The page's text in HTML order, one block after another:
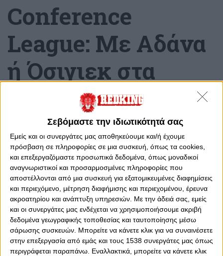
Σεβόμαστε την ιδιωτικότητά σας
Εμείς και οι συνεργάτες μας αποθηκεύουμε και/ή έχουμε
πρόσβαση σε πληροφορίες σε μια συσκευή, όπως τα cookies,
και επεξεργαζόμαστε προσωπικά δεδομένα, όπως μοναδικοί
αναγνωριστικοί και προσαρμοσμένες πληροφορίες που
αποστέλλονται από μια συσκευή για εξατομικευμένες διαφημίσεις
και περιεχόμενο, μέτρηση διαφήμισης και περιεχομένου, έρευνα
ακροατηρίου και ανάπτυξη υπηρεσιών. Με την άδειά σας, εμείς
και οι συνεργάτες μας ενδέχεται να χρησιμοποιήσουμε ακριβή
δεδομένα γεωγραφικής τοποθεσίας και ταυτοποίησης μέσω
σάρωσης συσκευών. Μπορείτε να κάνετε κλικ για να συναινέσετε
στην επεξεργασία από εμάς και τους 1538 συνεργάτες μας όπως
περιγράφεται παραπάνω. Εναλλακτικά, μπορείτε να κάνετε κλικ
Conference
League: Με Αδάνα
ή Όσιγιεκ στα
playoffs, αν
αποκλειστεί από
την Γκενκ
Δευτέρα, 7 Αυγούστου 2023 - 15:23